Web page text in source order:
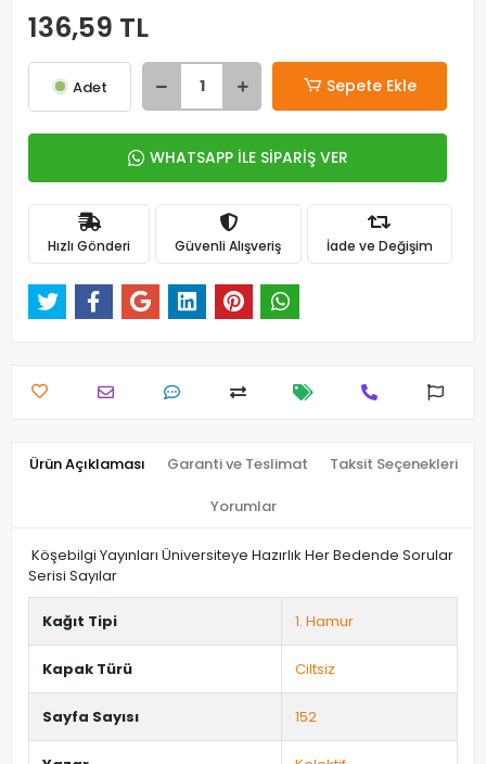
136,59 TL
Adet Sepete Ekle
WHATSAPP İLE SİPARİŞ VER
Hızlı Gönderi Güvenli Alışveriş İade ve Değişim
Ürün Açıklaması Garanti ve Teslimat Taksit Seçenekleri
Yorumlar
Köşebilgi Yayınları Üniversiteye Hazırlık Her Bedende Sorular
Serisi Sayılar
Kağıt Tipi 1. Hamur
Kapak Türü Ciltsiz
Sayfa Sayısı 152